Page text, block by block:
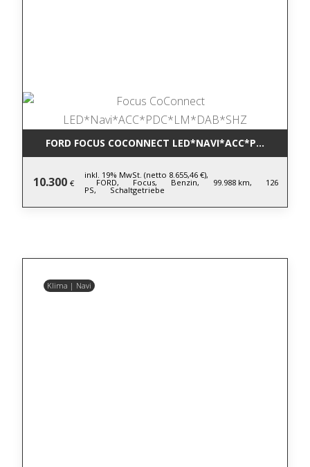
FORD FOCUS COCONNECT
10.300 €
inkl. 19% MwSt. (netto 8.655,46 €),
FORD, Focus, Benzin, 99.988 km, 126
PS, Schaltgetriebe
Klima | Navi